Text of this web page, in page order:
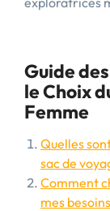
Guide
le Choix
Femme
Quelles
sac de
Comment
mes